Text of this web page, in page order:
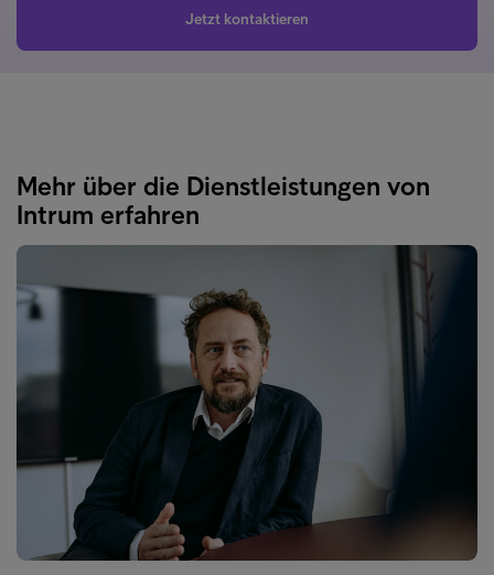
Jetzt kontaktieren
Mehr über die Dienstleistungen von
Intrum erfahren